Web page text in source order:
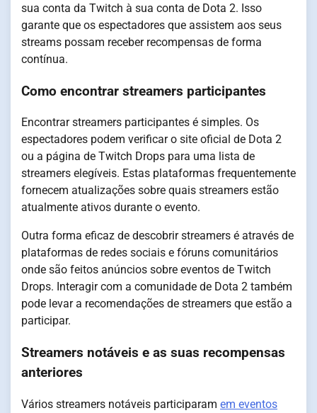
sua conta da Twitch à sua conta de Dota 2. Isso
garante que os espectadores que assistem aos seus
streams possam receber recompensas de forma
contínua.
Como encontrar streamers participantes
Encontrar streamers participantes é simples. Os
espectadores podem verificar o site oficial de Dota 2
ou a página de Twitch Drops para uma lista de
streamers elegíveis. Estas plataformas frequentemente
fornecem atualizações sobre quais streamers estão
atualmente ativos durante o evento.
Outra forma eficaz de descobrir streamers é através de
plataformas de redes sociais e fóruns comunitários
onde são feitos anúncios sobre eventos de Twitch
Drops. Interagir com a comunidade de Dota 2 também
pode levar a recomendações de streamers que estão a
participar.
Streamers notáveis e as suas recompensas
anteriores
Vários streamers notáveis participaram em eventos